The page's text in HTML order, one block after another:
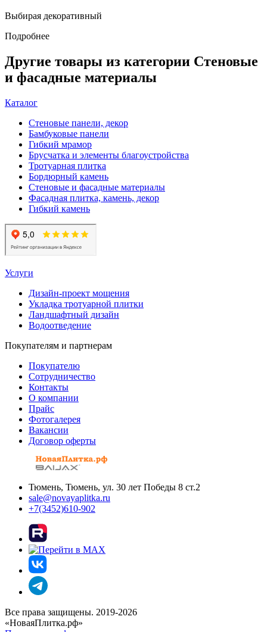
Выбирая декоративный
Подробнее
Другие товары из категории Стеновые
и фасадные материалы
Каталог
Стеновые панели, декор
Бамбуковые панели
Гибкий мрамор
Брусчатка и элементы благоустройства
Тротуарная плитка
Бордюрный камень
Стеновые и фасадные материалы
Фасадная плитка, камень, декор
Гибкий камень
Услуги
Дизайн-проект мощения
Укладка тротуарной плитки
Ландшафтный дизайн
Водоотведение
Покупателям и партнерам
Покупателю
Сотрудничество
Контакты
О компании
Прайс
Фотогалерея
Вакансии
Договор оферты
Тюмень, Тюмень, ул. 30 лет Победы 8 ст.2
sale@novayaplitka.ru
+7(3452)610-902
Все права защищены. 2019-2026
«НоваяПлитка.рф»